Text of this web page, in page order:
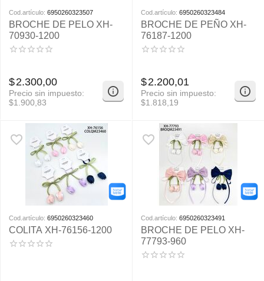
Cod.artículo: 6950260323507
BROCHE DE PELO XH-
70930-1200
$2.300,00
Precio sin impuesto:
$1.900,83
Cod.artículo: 6950260323484
BROCHE DE PEÑO XH-
76187-1200
$2.200,01
Precio sin impuesto:
$1.818,19
Cod.artículo: 6950260323460
COLITA XH-76156-1200
Cod.artículo: 6950260323491
BROCHE DE PELO XH-
77793-960